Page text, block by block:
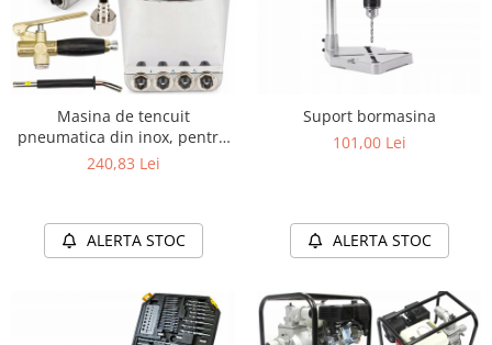
Masina de tencuit
pneumatica din inox, pentru
pereti, 4 duze metalice,
240,83 Lei
ALERTA STOC
Suport bormasina
101,00 Lei
ALERTA STOC